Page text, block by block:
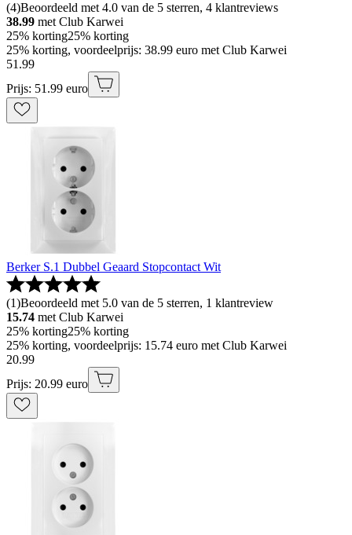
(4)Beoordeeld met 4.0 van de 5 sterren, 4 klantreviews
38.99 met Club Karwei
25% korting25% korting
25% korting, voordeelprijs: 38.99 euro met Club Karwei
51.99
Prijs: 51.99 euro
Berker S.1 Dubbel Geaard Stopcontact Wit
(1)Beoordeeld met 5.0 van de 5 sterren, 1 klantreview
15.74 met Club Karwei
25% korting25% korting
25% korting, voordeelprijs: 15.74 euro met Club Karwei
20.99
Prijs: 20.99 euro